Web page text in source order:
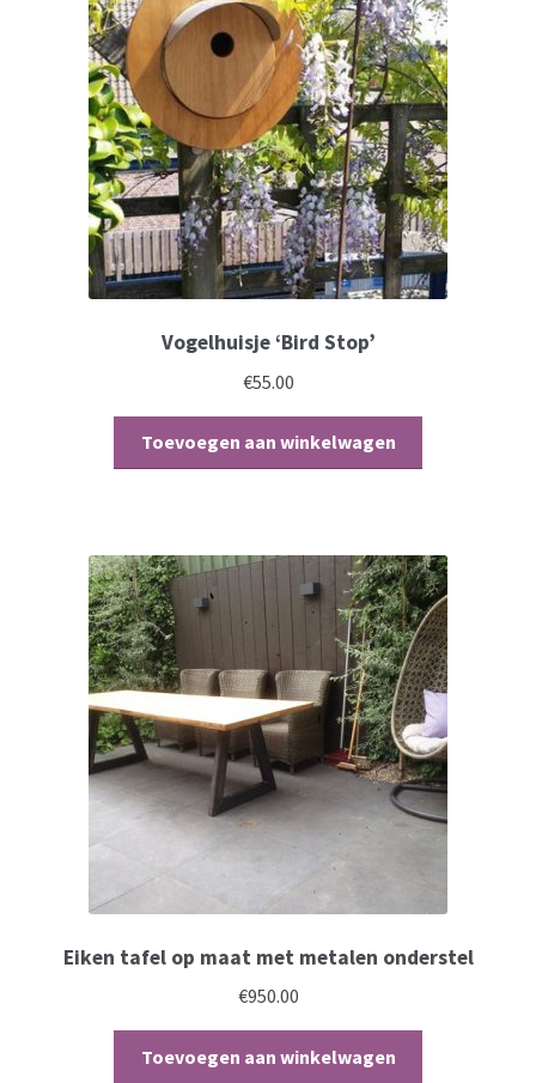
Vogelhuisje ‘Bird Stop’
€55.00
Toevoegen aan winkelwagen
Eiken tafel op maat met metalen onderstel
€950.00
Toevoegen aan winkelwagen